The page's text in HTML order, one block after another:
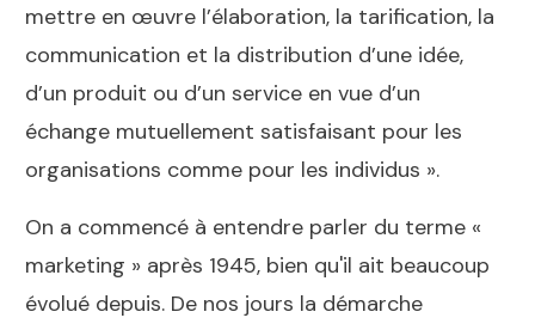
mettre en œuvre l’élaboration, la tarification, la
communication et la distribution d’une idée,
d’un produit ou d’un service en vue d’un
échange mutuellement satisfaisant pour les
organisations comme pour les individus ».
On a commencé à entendre parler du terme «
marketing » après 1945, bien qu'il ait beaucoup
évolué depuis. De nos jours la démarche